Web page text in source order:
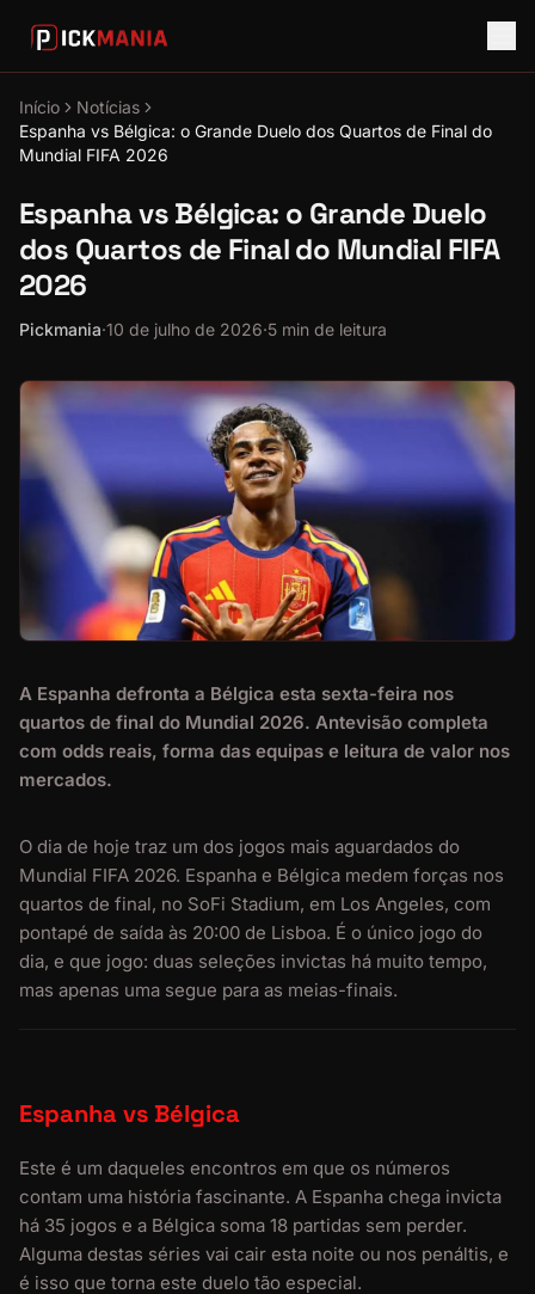
Início
Notícias
Espanha vs Bélgica: o Grande Duelo dos Quartos de Final do
Mundial FIFA 2026
Espanha vs Bélgica: o Grande Duelo
dos Quartos de Final do Mundial FIFA
2026
Pickmania·10 de julho de 2026·5 min de leitura
A Espanha defronta a Bélgica esta sexta-feira nos
quartos de final do Mundial 2026. Antevisão completa
com odds reais, forma das equipas e leitura de valor nos
mercados.
O dia de hoje traz um dos jogos mais aguardados do
Mundial FIFA 2026. Espanha e Bélgica medem forças nos
quartos de final, no SoFi Stadium, em Los Angeles, com
pontapé de saída às 20:00 de Lisboa. É o único jogo do
dia, e que jogo: duas seleções invictas há muito tempo,
mas apenas uma segue para as meias-finais.
Espanha vs Bélgica
Este é um daqueles encontros em que os números
contam uma história fascinante. A Espanha chega invicta
há 35 jogos e a Bélgica soma 18 partidas sem perder.
Alguma destas séries vai cair esta noite ou nos penáltis, e
é isso que torna este duelo tão especial.